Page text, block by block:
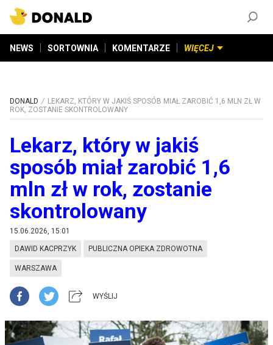
NEWS SORTOWNIA KOMENTARZE WIĘCEJ
DONALD
LEKARZ, KTÓRY W JAKIŚ SPOSÓB MIAŁ ZAROBIĆ 1,6 MLN ZŁ W
ROK, ZOSTANIE SKONTROLOWANY
Lekarz, który w jakiś
sposób miał zarobić 1,6
mln zł w rok, zostanie
skontrolowany
15.06.2026, 15:01
DAWID KACPRZYK PUBLICZNA OPIEKA ZDROWOTNA
WARSZAWA
WYŚLIJ